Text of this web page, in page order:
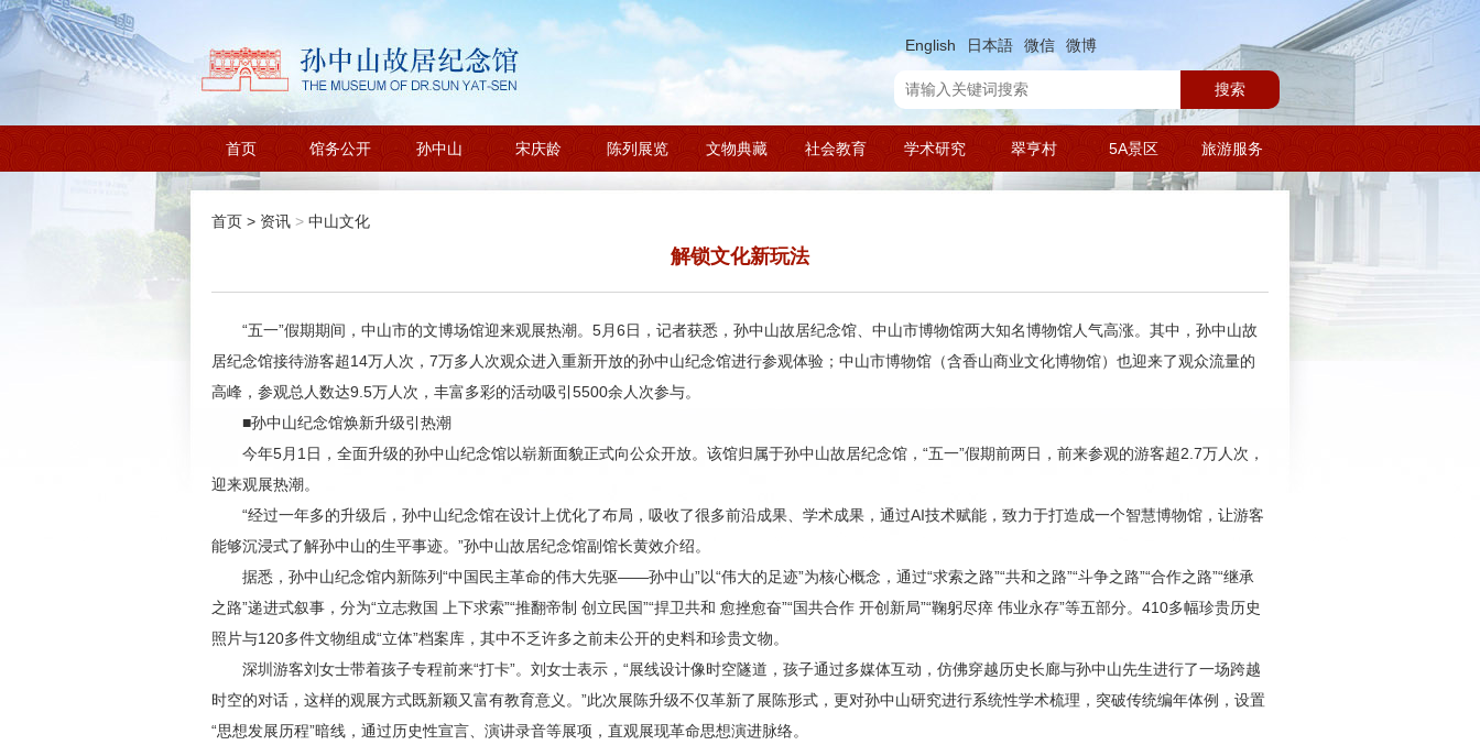
English 日本語 微信 微博
搜索
首页 馆务公开 孙中山 宋庆龄 陈列展览 文物典藏 社会教育 学术研究 翠亨村 5A景区 旅游服务
首页 > 资讯 > 中山文化
解锁文化新玩法
“五一”假期期间，中山市的文博场馆迎来观展热潮。5月6日，记者获悉，孙中山故居纪念馆、中山市博物馆两大知名博物馆人气高涨。其中，孙中山故
居纪念馆接待游客超14万人次，7万多人次观众进入重新开放的孙中山纪念馆进行参观体验；中山市博物馆（含香山商业文化博物馆）也迎来了观众流量的
高峰，参观总人数达9.5万人次，丰富多彩的活动吸引5500余人次参与。
■孙中山纪念馆焕新升级引热潮
今年5月1日，全面升级的孙中山纪念馆以崭新面貌正式向公众开放。该馆归属于孙中山故居纪念馆，“五一”假期前两日，前来参观的游客超2.7万人次，
迎来观展热潮。
“经过一年多的升级后，孙中山纪念馆在设计上优化了布局，吸收了很多前沿成果、学术成果，通过AI技术赋能，致力于打造成一个智慧博物馆，让游客
能够沉浸式了解孙中山的生平事迹。”孙中山故居纪念馆副馆长黄效介绍。
据悉，孙中山纪念馆内新陈列“中国民主革命的伟大先驱——孙中山”以“伟大的足迹”为核心概念，通过“求索之路”“共和之路”“斗争之路”“合作之路”“继承
之路”递进式叙事，分为“立志救国 上下求索”“推翻帝制 创立民国”“捍卫共和 愈挫愈奋”“国共合作 开创新局”“鞠躬尽瘁 伟业永存”等五部分。410多幅珍贵历史
照片与120多件文物组成“立体”档案库，其中不乏许多之前未公开的史料和珍贵文物。
深圳游客刘女士带着孩子专程前来“打卡”。刘女士表示，“展线设计像时空隧道，孩子通过多媒体互动，仿佛穿越历史长廊与孙中山先生进行了一场跨越
时空的对话，这样的观展方式既新颖又富有教育意义。”此次展陈升级不仅革新了展陈形式，更对孙中山研究进行系统性学术梳理，突破传统编年体例，设置
“思想发展历程”暗线，通过历史性宣言、演讲录音等展项，直观展现革命思想演进脉络。